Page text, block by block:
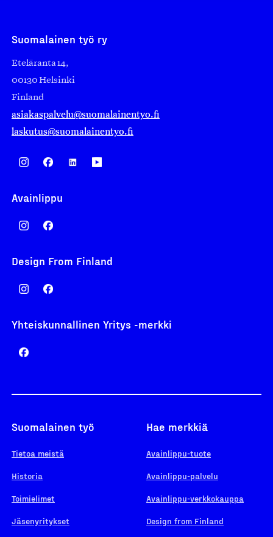
Suomalainen työ ry
Eteläranta 14,
00130 Helsinki
Finland
asiakaspalvelu@suomalainentyo.fi
laskutus@suomalainentyo.fi
Avainlippu
Design From Finland
Yhteiskunnallinen Yritys -merkki
Suomalainen työ
Tietoa meistä
Historia
Toimielimet
Jäsenyritykset
Hae merkkiä
Avainlippu-tuote
Avainlippu-palvelu
Avainlippu-verkkokauppa
Design from Finland